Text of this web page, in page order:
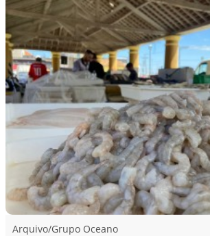
Arquivo/Grupo Oceano